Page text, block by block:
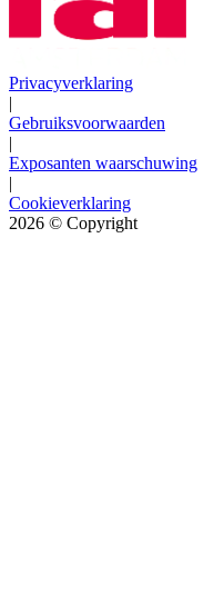
Privacyverklaring
|
Gebruiksvoorwaarden
|
Exposanten waarschuwing
|
Cookieverklaring
2026 © Copyright